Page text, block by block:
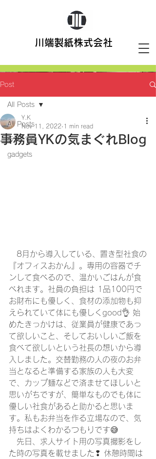
川端製紙株式会社
Post
All Posts
ラズパイ
gadgets
All Posts
事務員YKの気まぐれBlog
Y.K
Nov 11, 2022 1 min read
8月から導入している、置き型社食の
『オフィスおかん』。専用の容器でチ
ンして食べるので、温かいごはんが食
べれます。社員の負担は 1品100円で
お財布にも優しく、食材の添加物も抑
えられていて体にも優しくgood👌 始
めたきっかけは、従業員が健康であっ
て欲しいこと、そしておいしいご飯を
食べて欲しいという社長の想いから導
入しました。交替勤務の人の夜のお弁
当となると準備する家族の人も大変
で、カップ麺などで済ませてほしいと
思いがちですが、簡単なものでも体に
優しい社食があると助かると思いま
す。私もお弁当を作る立場なので、気
持ちはよくわかるつもりです😅
先日、求人サイト用の写真撮影をし
た時の写真を載せました❢ 休憩時間は